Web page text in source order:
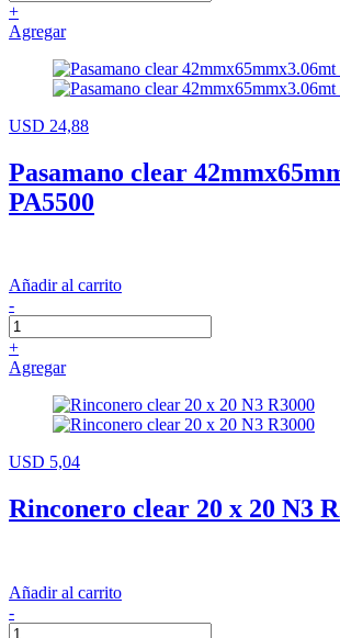
+
Agregar
USD 24,88
Pasamano clear
PA5500
Añadir al carrito
-
+
Agregar
USD 5,04
Rinconero clear 20 x 20 N3
Añadir al carrito
-